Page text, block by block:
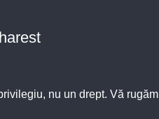
nu un drept. Vă rugăm